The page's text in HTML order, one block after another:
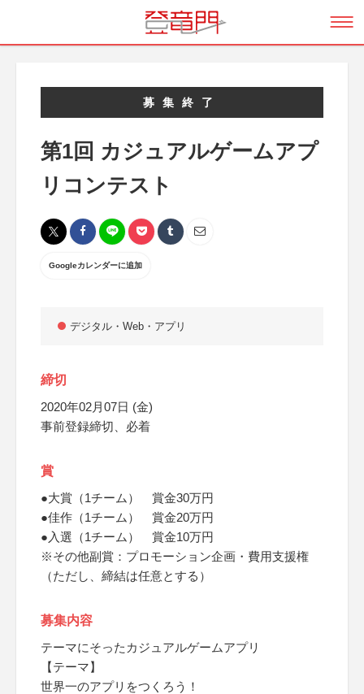
募集終了
第1回 カジュアルゲームアプ
リコンテスト
Googleカレンダーに追加
デジタル・Web・アプリ
締切
2020年02月07日 (金)
事前登録締切、必着
賞
●大賞（1チーム） 賞金30万円
●佳作（1チーム） 賞金20万円
●入選（1チーム） 賞金10万円
※その他副賞：プロモーション企画・費用支援権
（ただし、締結は任意とする）
募集内容
テーマにそったカジュアルゲームアプリ
【テーマ】
世界一のアプリをつくろう！